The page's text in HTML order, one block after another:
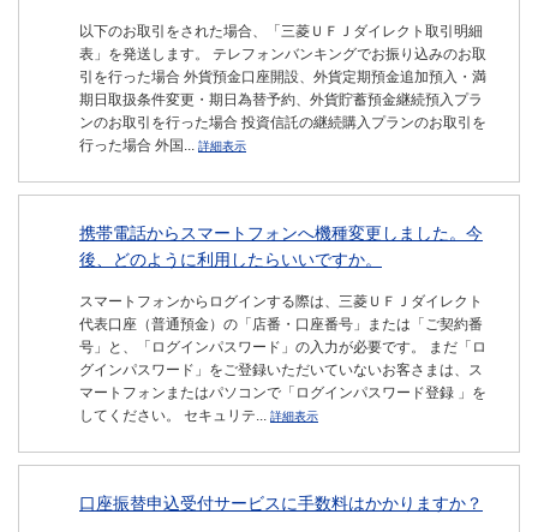
以下のお取引をされた場合、「三菱ＵＦＪダイレクト取引明細
表」を発送します。 テレフォンバンキングでお振り込みのお取
引を行った場合 外貨預金口座開設、外貨定期預金追加預入・満
期日取扱条件変更・期日為替予約、外貨貯蓄預金継続預入プラ
ンのお取引を行った場合 投資信託の継続購入プランのお取引を
行った場合 外国... 詳細表示
携帯電話からスマートフォンへ機種変更しました。今
後、どのように利用したらいいですか。
スマートフォンからログインする際は、三菱ＵＦＪダイレクト
代表口座（普通預金）の「店番・口座番号」または「ご契約番
号」と、「ログインパスワード」の入力が必要です。 まだ「ロ
グインパスワード」をご登録いただいていないお客さまは、ス
マートフォンまたはパソコンで「ログインパスワード登録 」を
してください。 セキュリテ... 詳細表示
口座振替申込受付サービスに手数料はかかりますか？